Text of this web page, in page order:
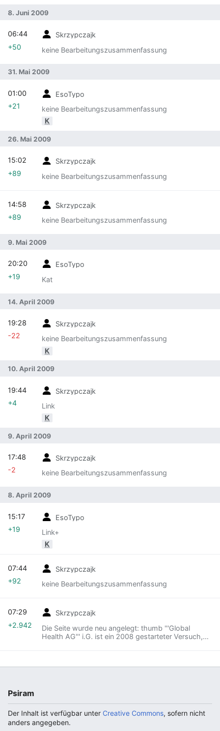
8. Juni 2009
Skrzypczajk
keine Bearbeitungszusammenfassung
06:44
+50
31. Mai 2009
EsoTypo
keine Bearbeitungszusammenfassung
K
01:00
+21
26. Mai 2009
Skrzypczajk
keine Bearbeitungszusammenfassung
15:02
+89
Skrzypczajk
keine Bearbeitungszusammenfassung
14:58
+89
9. Mai 2009
EsoTypo
Kat
20:20
+19
14. April 2009
Skrzypczajk
keine Bearbeitungszusammenfassung
K
19:28
-22
10. April 2009
Skrzypczajk
Link
K
19:44
+4
9. April 2009
Skrzypczajk
keine Bearbeitungszusammenfassung
17:48
-2
8. April 2009
EsoTypo
Link+
K
15:17
+19
Skrzypczajk
keine Bearbeitungszusammenfassung
07:44
+92
Skrzypczajk
Die Seite wurde neu angelegt: thumb '''Global
Health AG''' i.G. ist ein 2008 gestarteter Versuch,
07:29
+2.942
Psiram
Der Inhalt ist verfügbar unter Creative Commons, sofern nicht
anders angegeben.